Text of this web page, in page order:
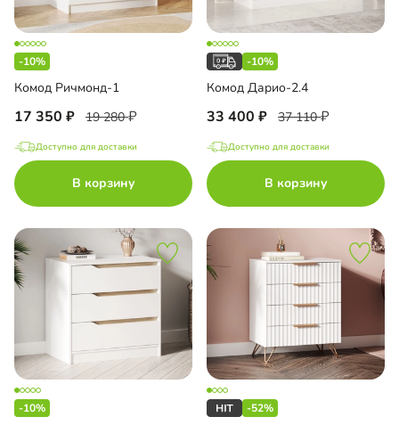
-10%
Комод Ричмонд-1
17 350 19 280
Доступно для доставки
В корзину
-10%
Комод Дарио-2.4
33 400 37 110
Доступно для доставки
В корзину
-10% -52%